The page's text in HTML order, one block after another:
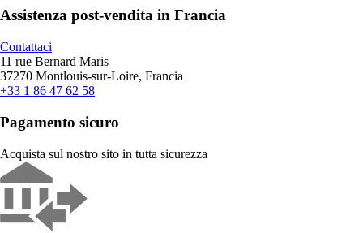
Assistenza post-vendita in Francia
Contattaci
11 rue Bernard Maris
37270 Montlouis-sur-Loire, Francia
+33 1 86 47 62 58
Pagamento sicuro
Acquista sul nostro sito in tutta sicurezza